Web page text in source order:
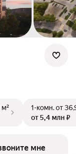
м²
1-комн.от
от 5,4 млн ₽
мне